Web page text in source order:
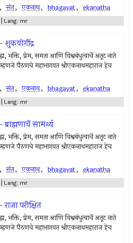
, संत, एकनाथ, bhagavat, ekanatha
| Lang: mr
शुकयोगींद्र
भक्ति, प्रेम, समता आणि विश्वबंधुत्वाचें अतूट नाते
पैठणचे महाभागवत श्रीएकनाथमहाराज हेच
, संत, एकनाथ, bhagavat, ekanatha
| Lang: mr
सामर्थ्य
भक्ति, प्रेम, समता आणि विश्वबंधुत्वाचें अतूट नाते
पैठणचे महाभागवत श्रीएकनाथमहाराज हेच
, संत, एकनाथ, bhagavat, ekanatha
| Lang: mr
परीक्षित
भक्ति, प्रेम, समता आणि विश्वबंधुत्वाचें अतूट नाते
पैठणचे महाभागवत श्रीएकनाथमहाराज हेच